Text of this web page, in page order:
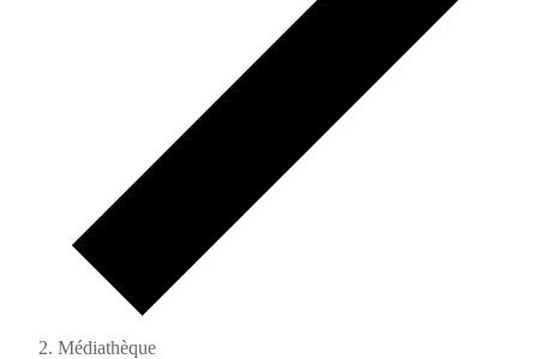
Médiathèque